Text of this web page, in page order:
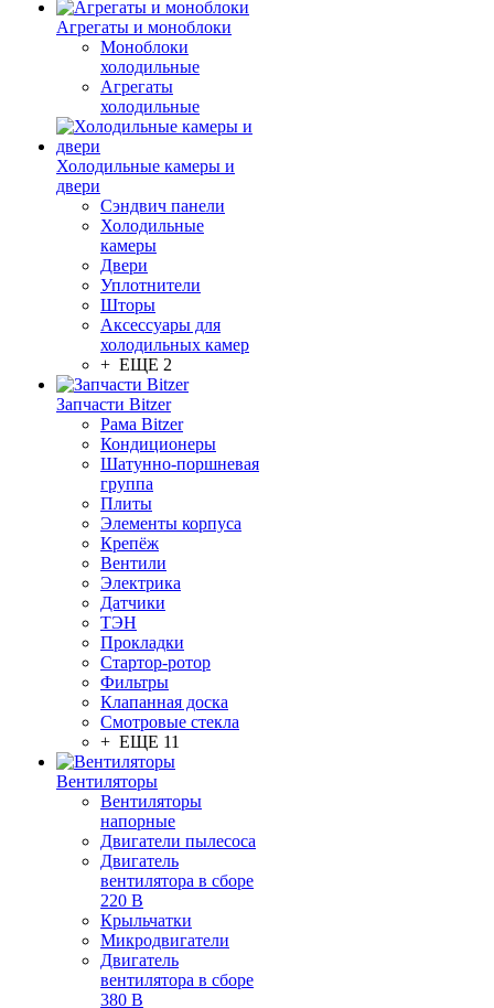
Агрегаты и моноблоки
Моноблоки
холодильные
Агрегаты
холодильные
Холодильные камеры и
двери
Сэндвич панели
Холодильные
камеры
Двери
Уплотнители
Шторы
Аксессуары для
холодильных камер
+ ЕЩЕ 2
Запчасти Bitzer
Рама Bitzer
Кондиционеры
Шатунно-поршневая
группа
Плиты
Элементы корпуса
Крепёж
Вентили
Электрика
Датчики
ТЭН
Прокладки
Стартор-ротор
Фильтры
Клапанная доска
Смотровые стекла
+ ЕЩЕ 11
Вентиляторы
Вентиляторы
напорные
Двигатели пылесоса
Двигатель
вентилятора в сборе
220 В
Крыльчатки
Микродвигатели
Двигатель
вентилятора в сборе
380 В